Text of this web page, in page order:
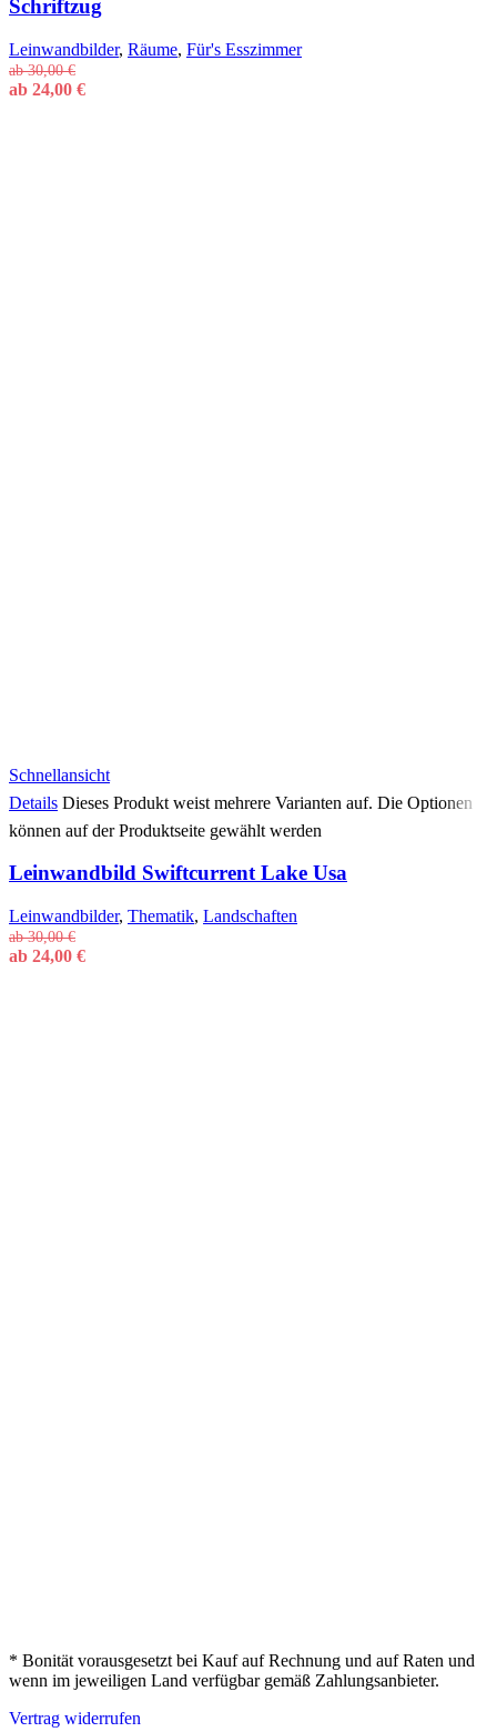
Schriftzug
Leinwandbilder, Räume, Für's Esszimmer
ab30,00€
ab 24,00 €
Schnellansicht
Details Dieses Produkt weist mehrere Varianten auf. Die Optionen
können auf der Produktseite gewählt werden
Leinwandbild Swiftcurrent Lake Usa
Leinwandbilder, Thematik, Landschaften
ab30,00€
ab 24,00 €
* Bonität vorausgesetzt bei Kauf auf Rechnung und auf Raten und
wenn im jeweiligen Land verfügbar gemäß Zahlungsanbieter.
Vertrag widerrufen